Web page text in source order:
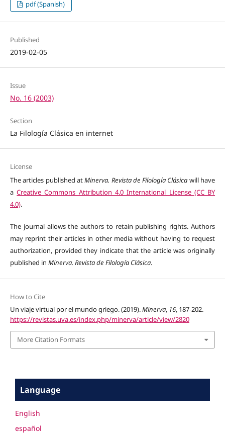
pdf (Spanish)
Published
2019-02-05
Issue
No. 16 (2003)
Section
La Filología Clásica en internet
License
The articles published atMinerva. Revista de Filología Clásica will have
aCreative Commons Attribution 4.0 International License (CC BY
4.0).
The journal allows the authors to retain publishing rights. Authors
may reprint their articles in other media without having to request
authorization, provided they indicate that the article was originally
published in Minerva. Revista de Filología Clásica.
How to Cite
Un viaje virtual por el mundo griego. (2019).Minerva, 16, 187-202.
https://revistas.uva.es/index.php/minerva/article/view/2820
More Citation Formats
Language
English
español